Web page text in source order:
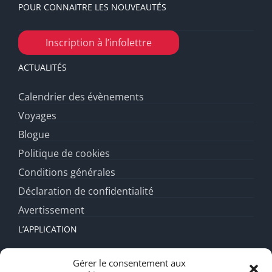
Gérer le consentement aux
POUR CONNAITRE LES NOUVEAUTÉS
Inscription à l’infolettre
ACTUALITÉS
Calendrier des évènements
Voyages
Blogue
Politique de cookies
Conditions générales
Déclaration de confidentialité
Avertissement
L’APPLICATION
Fonctionnalités